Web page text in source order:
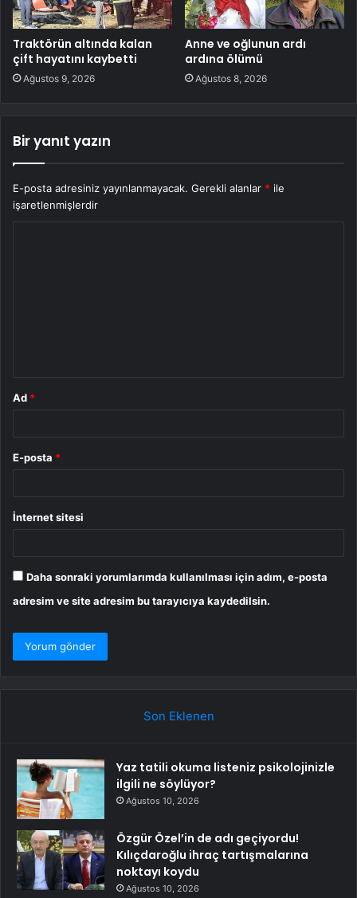
Traktörün altında kalan
çift hayatını kaybetti
Ağustos 9, 2026
Anne ve oğlunun ardı
ardına ölümü
Ağustos 8, 2026
Bir yanıt yazın
E-posta adresiniz yayınlanmayacak. Gerekli alanlar * ile
işaretlenmişlerdir
Ad *
E-posta *
İnternet sitesi
Daha sonraki yorumlarımda kullanılması için adım, e-posta
adresim ve site adresim bu tarayıcıya kaydedilsin.
Son Eklenen
Yaz tatili okuma listeniz psikolojinizle
ilgili ne söylüyor?
Ağustos 10, 2026
Özgür Özel’in de adı geçiyordu!
Kılıçdaroğlu ihraç tartışmalarına
noktayı koydu
Ağustos 10, 2026